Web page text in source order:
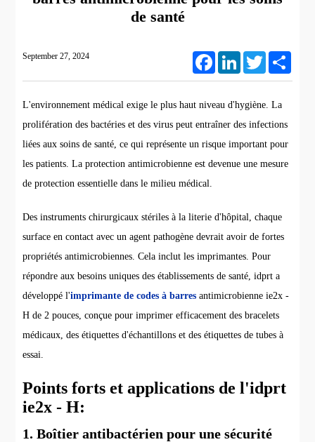
de santé
September 27, 2024 FacebookLinkedIn Twitter
L'environnement médical exige le plus haut niveau d'hygiène. La
prolifération des bactéries et des virus peut entraîner des infections
liées aux soins de santé, ce qui représente un risque important pour
les patients. La protection antimicrobienne est devenue une mesure
de protection essentielle dans le milieu médical.
Des instruments chirurgicaux stériles à la literie d'hôpital, chaque
surface en contact avec un agent pathogène devrait avoir de fortes
propriétés antimicrobiennes. Cela inclut les imprimantes. Pour
répondre aux besoins uniques des établissements de santé, idprt a
développé l'imprimante de codes à barres antimicrobienne ie2x -
H de 2 pouces, conçue pour imprimer efficacement des bracelets
médicaux, des étiquettes d'échantillons et des étiquettes de tubes à
essai.
Points forts et applications de l'idprt
ie2x - H:
1. Boîtier antibactérien pour une sécurité